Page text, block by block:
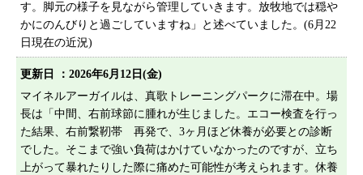
す。脚元の様子を見ながら管理していきます。放牧地では穏や
かにのんびりと過ごしていますね」と述べていました。(6月22
日現在の近況)
更新日 ： 2026年6月12日(金)
マイネルアーガイルは、真歌トレーニングパークに滞在中。場
長は「中間、右前球節に腫れが生じました。エコー検査を行っ
た結果、右前繋靭帯 再発で、3ヶ月ほど休養が必要との診断
でした。そこまで強い負荷はかけていなかったのですが、立ち
上がって暴れたりした際に痛めた可能性が考えられます。休養